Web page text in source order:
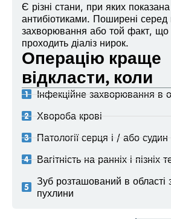
Є різні стани, при яких
антибіотиками. Поширені серед
захворювання або той факт, що
проходить діаліз нирок.
Операцію краще
відкласти, коли
Інфекційне захворювання в
Хвороба крові
Патології серця і / або судин
Вагітність на ранніх і пізніх
Зуб розташований в області
пухлини